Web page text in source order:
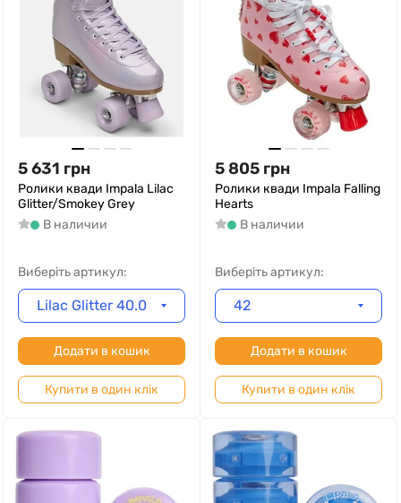
5 631 грн
Ролики квади Impala Lilac
Glitter/Smokey Grey
В наличии
Виберіть артикул:
Lilac Glitter 40.0
Додати в кошик
Купити в один клік
5 805 грн
Ролики квади Impala Falling
Hearts
В наличии
Виберіть артикул:
42
Додати в кошик
Купити в один клік